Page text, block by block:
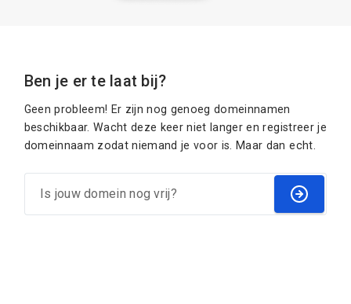
Ben je er te laat bij?
Geen probleem! Er zijn nog genoeg domeinnamen
beschikbaar. Wacht deze keer niet langer en registreer je
domeinnaam zodat niemand je voor is. Maar dan echt.